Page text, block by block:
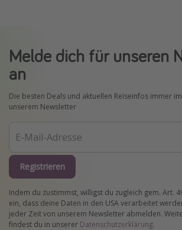
Melde dich für unseren
an
Die besten Deals und aktuellen Reiseinfos immer
unserem Newsletter
Registrieren
Indem du zustimmst, willigst du zugleich gem. Art.
ein, dass deine Daten in den USA verarbeitet
jeder Zeit von unserem Newsletter abmelden.
findest du in unserer Datenschutzerklärung.